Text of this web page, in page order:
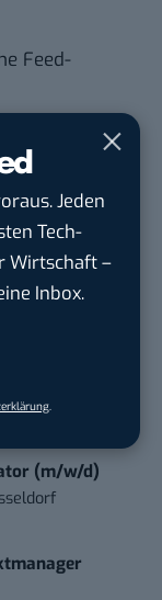
Jeden
Tech-
Wirtschaft –
Inbox.
Feed-
, wenn es um
von Morgen
jeden
den
sich
(m/w/d)